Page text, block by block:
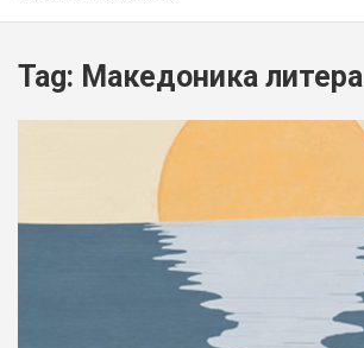
Tag: Македоника литера